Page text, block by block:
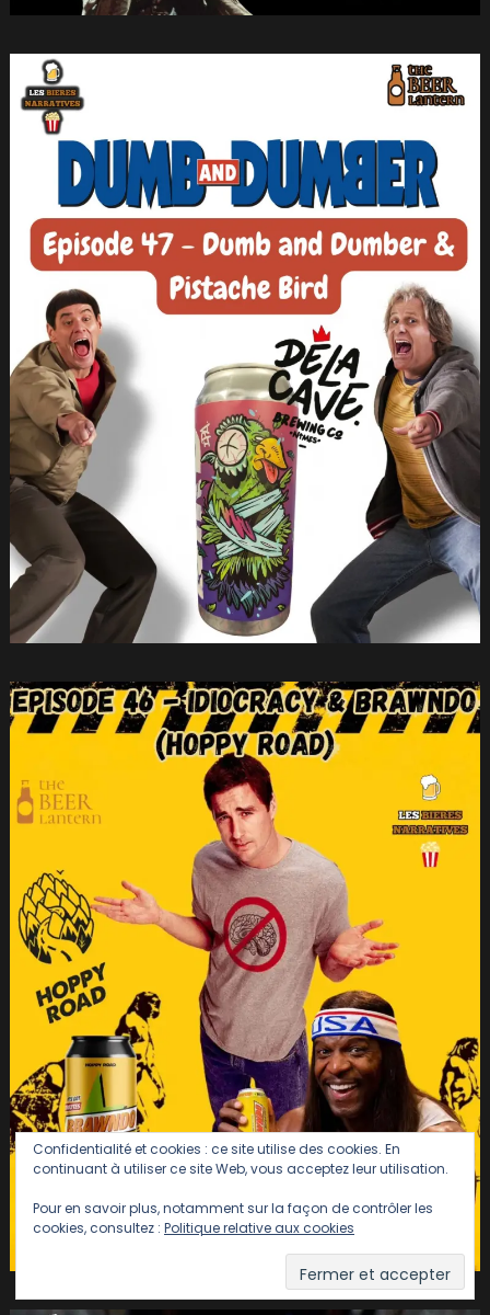
Confidentialité et cookies : ce site utilise des cookies. En
continuant à utiliser ce site Web, vous acceptez leur utilisation.
Pour en savoir plus, notamment sur la façon de contrôler les
cookies, consultez : Politique relative aux cookies